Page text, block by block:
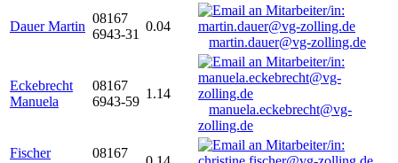
Dauer Martin
08167
6943-31
0.04
martin.dauer@vg-zolling.de
Eckebrecht
Manuela
08167
6943-59
1.14
manuela.eckebrecht@vg-
zolling.de
Fischer
08167